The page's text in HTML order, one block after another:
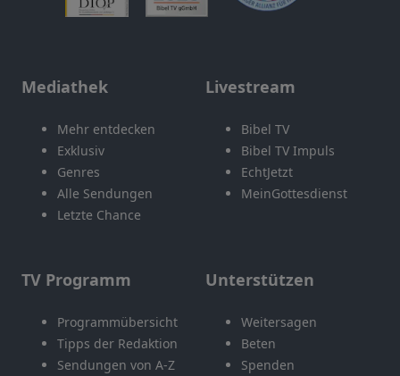
Mediathek
Mehr entdecken
Exklusiv
Genres
Alle Sendungen
Letzte Chance
Livestream
Bibel TV
Bibel TV Impuls
EchtJetzt
MeinGottesdienst
TV Programm
Programmübersicht
Tipps der Redaktion
Sendungen von A-Z
Unterstützen
Weitersagen
Beten
Spenden